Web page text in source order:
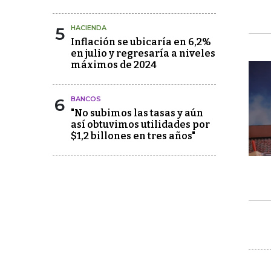
5 HACIENDA
Inflación se ubicaría en 6,2%
en julio y regresaría a niveles
máximos de 2024
6 BANCOS
"No subimos las tasas y aún
así obtuvimos utilidades por
$1,2 billones en tres años"